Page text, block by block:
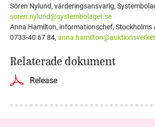
Sören Nylund, värderingsansvarig,
soren.nylund@systembolaget.se
Anna Hamilton, informationschef, Stockholms
0733-40 67 84,
Relaterade dokument
Release